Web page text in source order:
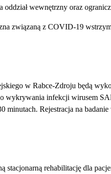
wewnętrzny oraz
związaną z COVID-19
w Rabce-Zdroju będą
wykrywania infekcji wirusem
minutach. Rejestracja na
stacjonarną rehabilitację dla